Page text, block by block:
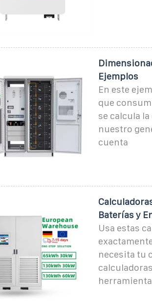
Ejemplos
En este
que
se calcula
nuestro
cuenta
Baterías y
Usa estas
necesita tu